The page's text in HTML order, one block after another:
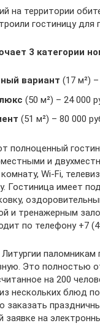
на территории
гостиницу для
3 категории
вариант (17 м²)
(50 м²) – 24 000
(51 м²) – 80 000
полноценный
и
Wi-Fi,
Гостиница имеет
и тренажерным
по телефону +7
паломникам
Это полностью
на 200
нескольких блюд
заказать
заявке на